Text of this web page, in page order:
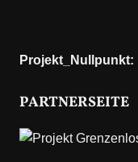
Projekt_Nullpunkt:
PARTNERSEITE